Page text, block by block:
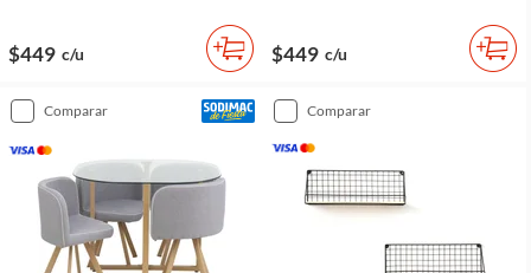
$449 c/u $449 c/u
comparar comparar